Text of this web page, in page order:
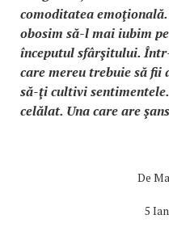
comoditatea
obosim să-l mai iubim
începutul sfârşitului.
care mereu trebuie să fii
să-ţi cultivi
celălat. Una care are
De
5